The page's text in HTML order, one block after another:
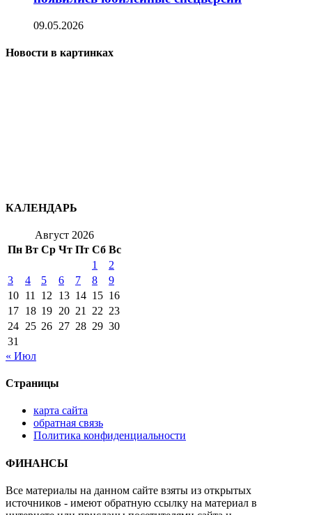
09.05.2026
Новости в картинках
КАЛЕНДАРЬ
Август 2026
Пн Вт Ср Чт Пт Сб Вс
1
2
3
4 5 6 7 8
9
10 11 12 13 14 15 16
17 18 19 20 21 22 23
24 25 26 27 28 29 30
31
« Июл
Страницы
карта сайта
обратная связь
Политика конфиденциальности
ФИНАНСЫ
Все материалы на данном сайте взяты из открытых
источников - имеют обратную ссылку на материал в